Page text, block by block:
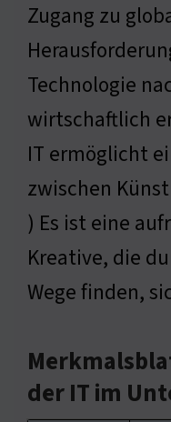
Zugang zu
Technologie
wirtschaftlich
IT ermöglicht
zwischen
) Es ist eine
Kreative, die
Wege finden,
der IT im